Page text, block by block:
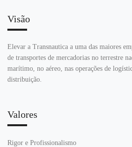
Visão
Elevar a Transnautica a uma das maiores
de transportes de mercadorias no terrestre
marítimo, no aéreo, nas operações de
distribuição.
Valores
Rigor e Profissionalismo